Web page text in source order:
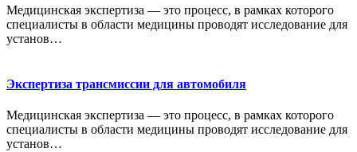
Медицинская экспертиза — это процесс, в рамках которого
специалисты в области медицины проводят исследование для
установ…
Экспертиза трансмиссии для автомобиля
Медицинская экспертиза — это процесс, в рамках которого
специалисты в области медицины проводят исследование для
установ…